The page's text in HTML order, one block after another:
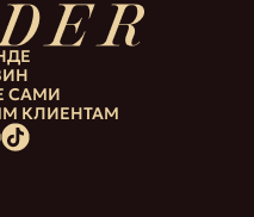
САМИ
КЛИЕНТАМ